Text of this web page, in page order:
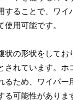
することで、ワイ
使用可能です。
状の形状をしてお
されています。ホ
るため、ワイパー
る可能性がありま